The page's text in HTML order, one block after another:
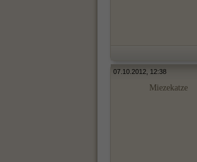
07.10.2012, 12:38
Miezekatze